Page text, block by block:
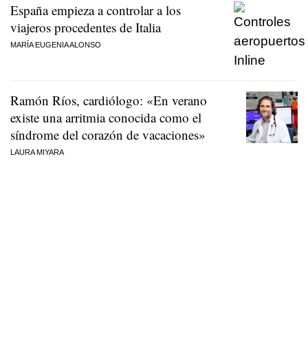
España empieza a controlar a los
viajeros procedentes de Italia
MARÍA EUGENIA ALONSO
Ramón Ríos, cardiólogo: «En verano
existe una arritmia conocida como el
síndrome del corazón de vacaciones»
LAURA MIYARA